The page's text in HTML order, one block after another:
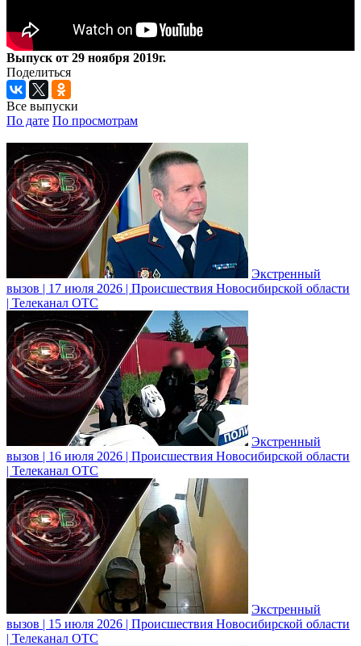
Выпуск от 29 ноября 2019г.
Поделиться
Все выпуски
По дате По просмотрам
Экстренный
вызов | 17 июля 2026 | Происшествия Новосибирской области
| Телеканал ОТС
Экстренный
вызов | 16 июля 2026 | Происшествия Новосибирской области
| Телеканал ОТС
Экстренный
вызов | 15 июля 2026 | Происшествия Новосибирской области
| Телеканал ОТС